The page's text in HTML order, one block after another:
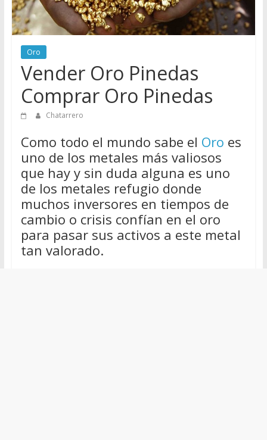
de
Chatarreros
vender
Chatarra
Oro
Vender Oro Pinedas
Comprar Oro Pinedas
Chatarrero
Como todo el mundo sabe el Oro es
uno de los metales más valiosos
que hay y sin duda alguna es uno
de los metales refugio donde
muchos inversores en tiempos de
cambio o crisis confían en el oro
para pasar sus activos a este metal
tan valorado.